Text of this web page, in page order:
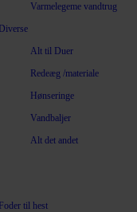
Varmelegeme vandtrug
Diverse
Alt til Duer
Redeæg /materiale
Hønseringe
Vandbaljer
Alt det andet
Foder til hest